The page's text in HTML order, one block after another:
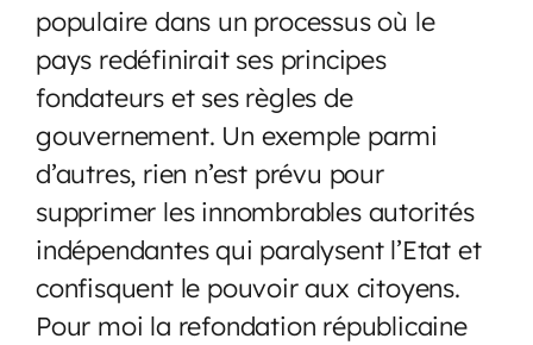
populaire dans un processus où le
pays redéfinirait ses principes
fondateurs et ses règles de
gouvernement. Un exemple parmi
d’autres, rien n’est prévu pour
supprimer les innombrables autorités
indépendantes qui paralysent l’Etat et
confisquent le pouvoir aux citoyens.
Pour moi la refondation républicaine